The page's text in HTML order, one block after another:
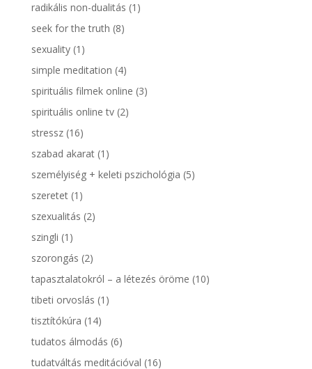
radikális non-dualitás (1)
seek for the truth (8)
sexuality(1)
simple meditation (4)
spirituális filmek online (3)
spirituális online tv(2)
stressz(16)
szabad akarat(1)
személyiség + keleti pszichológia (5)
szeretet(1)
szexualitás (2)
szingli (1)
szorongás (2)
tapasztalatokról – a létezés öröme (10)
tibeti orvoslás (1)
tisztítókúra (14)
tudatos álmodás (6)
tudatváltás meditációval (16)